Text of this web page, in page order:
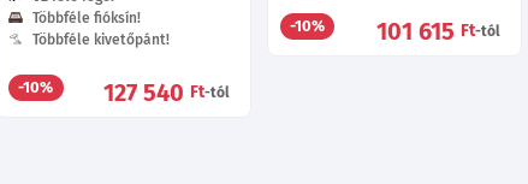
Többféle fióksín!
Többféle kivetőpánt!
-10% 127 540 Ft-tól
-10% 101 615 Ft-tól